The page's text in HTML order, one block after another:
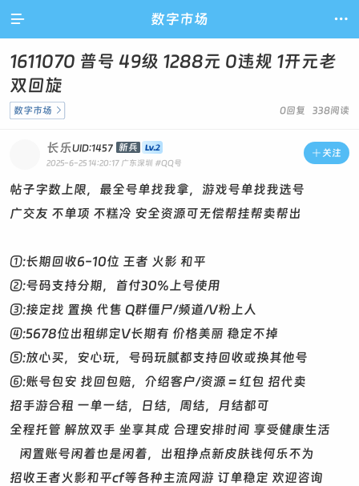
 数字市场 
1611070 普号 49级 1288元 0违规 1开元老
双回旋
0回复 338阅读
数字市场 
 关注
长乐UID:1457 新兵
2025-6-25 14:20:17 广东深圳 #QQ号
帖子字数上限，最全号单找我拿，游戏号单找我选号
广交友 不单项 不糕冷 安全资源可无偿帮挂帮卖帮出
①:长期回收6-10位 王者 火影 和平
②:号码支持分期，首付30%上号使用
③:接定找 置换 代售 Q群僵尸/频道/V粉上人
④:5678位出租绑定V长期有 价格美丽 稳定不掉
⑤:放心买，安心玩，号码玩腻都支持回收或换其他号
⑥:账号包安 找回包赔，介绍客户/资源＝红包 招代卖
招手游合租 一单一结，日结，周结，月结都可
全程托管 解放双手 坐享其成 合理安排时间 享受健康生活
闲置账号闲着也是闲着，出租挣点新皮肤钱何乐不为
招收王者火影和平cf等各种主流网游 订单稳定 欢迎咨询